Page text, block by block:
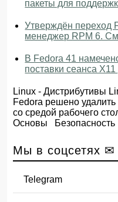
пакеты для
Утверждён переход
менеджер RPM 6.
В Fedora 41
поставки сеанса
Linux -Дистрибутивы
Fedora решено удалить
со средой рабочего
Основы
Безопасность
Мы в соцсетях ✉
Telegram